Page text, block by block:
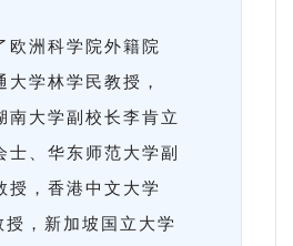
欧洲科学院外籍院
大学林学民教授，
南大学副校长李肯立
士、华东师范大学副
授，香港中文大学
授，新加坡国立大学